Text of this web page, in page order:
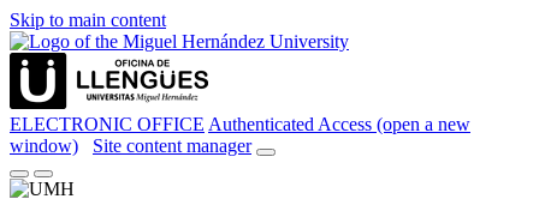
Skip to main content
ELECTRONIC OFFICE Authenticated Access (open a new
window)
Site content manager